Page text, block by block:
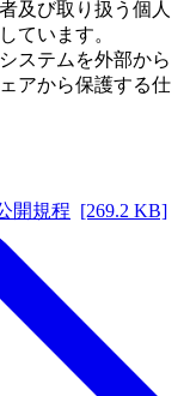
及び取り扱う個人
ています。
ステムを外部から
アから保護する仕
開規程 [269.2 KB]